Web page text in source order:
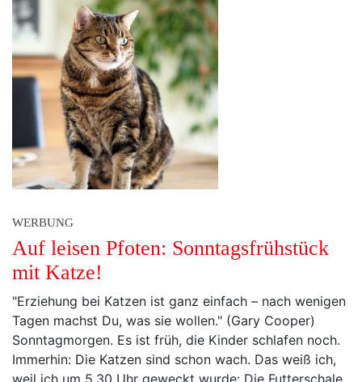
WERBUNG
Auf leisen Pfoten: Sonntagsfrühstück
mit Katze!
"Erziehung bei Katzen ist ganz einfach – nach wenigen
Tagen machst Du, was sie wollen." (Gary Cooper)
Sonntagmorgen. Es ist früh, die Kinder schlafen noch.
Immerhin: Die Katzen sind schon wach. Das weiß ich,
weil ich um 5.30 Uhr geweckt wurde: Die Futterschale